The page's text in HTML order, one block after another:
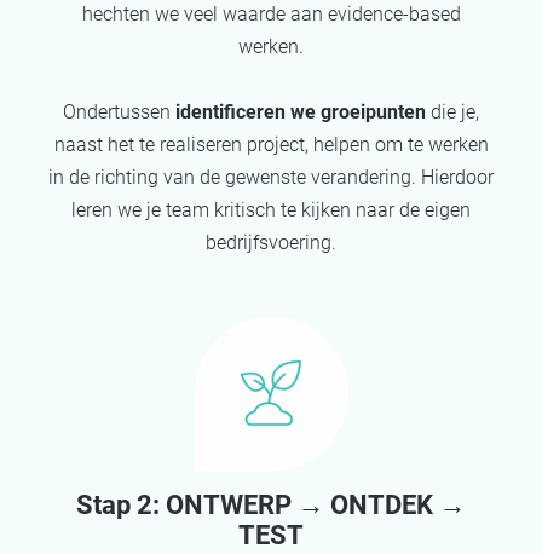
hechten we veel waarde aan evidence-based
werken.​
Ondertussen identificeren we groeipunten die je,
naast het te realiseren project, helpen om te werken
in de richting van de gewenste verandering. Hierdoor
leren we je team kritisch te kijken naar de eigen
bedrijfsvoering.
Stap 2: ONTWERP → ONTDEK →
TEST​